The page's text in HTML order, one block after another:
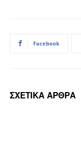
Facebook
ΣΧΕΤΙΚΑ ΑΡΘΡΑ